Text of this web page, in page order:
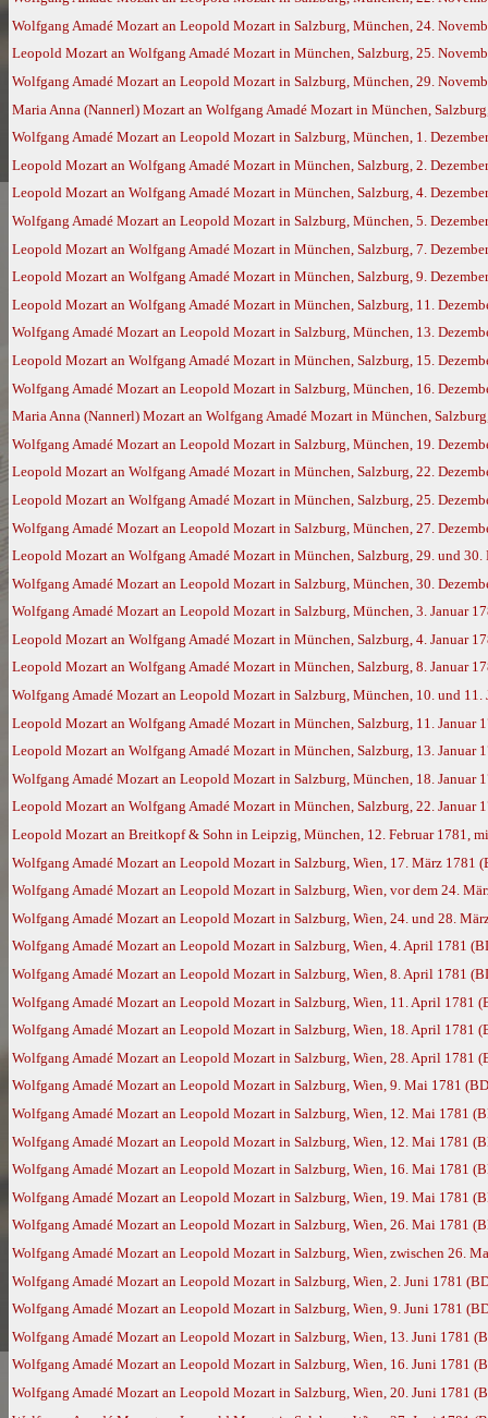
Wolfgang Amadé Mozart an Leopold Mozart in Salzburg, München, 24.
Leopold Mozart an Wolfgang Amadé Mozart in München, Salzburg, 25.
Wolfgang Amadé Mozart an Leopold Mozart in Salzburg, München, 29.
Maria Anna (Nannerl) Mozart an Wolfgang Amadé Mozart in München,
Wolfgang Amadé Mozart an Leopold Mozart in Salzburg, München, 1.
Leopold Mozart an Wolfgang Amadé Mozart in München, Salzburg, 2.
Leopold Mozart an Wolfgang Amadé Mozart in München, Salzburg, 4.
Wolfgang Amadé Mozart an Leopold Mozart in Salzburg, München, 5.
Leopold Mozart an Wolfgang Amadé Mozart in München, Salzburg, 7.
Leopold Mozart an Wolfgang Amadé Mozart in München, Salzburg, 9.
Leopold Mozart an Wolfgang Amadé Mozart in München, Salzburg, 11.
Wolfgang Amadé Mozart an Leopold Mozart in Salzburg, München, 13.
Leopold Mozart an Wolfgang Amadé Mozart in München, Salzburg, 15.
Wolfgang Amadé Mozart an Leopold Mozart in Salzburg, München, 16.
Maria Anna (Nannerl) Mozart an Wolfgang Amadé Mozart in München,
Wolfgang Amadé Mozart an Leopold Mozart in Salzburg, München, 19.
Leopold Mozart an Wolfgang Amadé Mozart in München, Salzburg, 22.
Leopold Mozart an Wolfgang Amadé Mozart in München, Salzburg, 25.
Wolfgang Amadé Mozart an Leopold Mozart in Salzburg, München, 27.
Leopold Mozart an Wolfgang Amadé Mozart in München, Salzburg, 29. und
Wolfgang Amadé Mozart an Leopold Mozart in Salzburg, München, 30.
Wolfgang Amadé Mozart an Leopold Mozart in Salzburg, München, 3. Januar
Leopold Mozart an Wolfgang Amadé Mozart in München, Salzburg, 4. Januar
Leopold Mozart an Wolfgang Amadé Mozart in München, Salzburg, 8. Januar
Wolfgang Amadé Mozart an Leopold Mozart in Salzburg, München, 10. und 11.
Leopold Mozart an Wolfgang Amadé Mozart in München, Salzburg, 11. Januar
Leopold Mozart an Wolfgang Amadé Mozart in München, Salzburg, 13. Januar
Wolfgang Amadé Mozart an Leopold Mozart in Salzburg, München, 18. Januar
Leopold Mozart an Wolfgang Amadé Mozart in München, Salzburg, 22. Januar
Leopold Mozart an Breitkopf & Sohn in Leipzig, München, 12. Februar 1781,
Wolfgang Amadé Mozart an Leopold Mozart in Salzburg, Wien, 17. März 1781
Wolfgang Amadé Mozart an Leopold Mozart in Salzburg, Wien, vor dem 24.
Wolfgang Amadé Mozart an Leopold Mozart in Salzburg, Wien, 24. und 28.
Wolfgang Amadé Mozart an Leopold Mozart in Salzburg, Wien, 4. April 1781
Wolfgang Amadé Mozart an Leopold Mozart in Salzburg, Wien, 8. April 1781
Wolfgang Amadé Mozart an Leopold Mozart in Salzburg, Wien, 11. April 1781
Wolfgang Amadé Mozart an Leopold Mozart in Salzburg, Wien, 18. April 1781
Wolfgang Amadé Mozart an Leopold Mozart in Salzburg, Wien, 28. April 1781
Wolfgang Amadé Mozart an Leopold Mozart in Salzburg, Wien, 9. Mai 1781
Wolfgang Amadé Mozart an Leopold Mozart in Salzburg, Wien, 12. Mai 1781
Wolfgang Amadé Mozart an Leopold Mozart in Salzburg, Wien, 12. Mai 1781
Wolfgang Amadé Mozart an Leopold Mozart in Salzburg, Wien, 16. Mai 1781
Wolfgang Amadé Mozart an Leopold Mozart in Salzburg, Wien, 19. Mai 1781
Wolfgang Amadé Mozart an Leopold Mozart in Salzburg, Wien, 26. Mai 1781
Wolfgang Amadé Mozart an Leopold Mozart in Salzburg, Wien, zwischen 26.
Wolfgang Amadé Mozart an Leopold Mozart in Salzburg, Wien, 2. Juni 1781
Wolfgang Amadé Mozart an Leopold Mozart in Salzburg, Wien, 9. Juni 1781
Wolfgang Amadé Mozart an Leopold Mozart in Salzburg, Wien, 13. Juni 1781
Wolfgang Amadé Mozart an Leopold Mozart in Salzburg, Wien, 16. Juni 1781
Wolfgang Amadé Mozart an Leopold Mozart in Salzburg, Wien, 20. Juni 1781